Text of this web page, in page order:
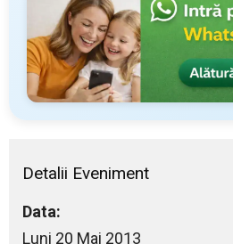
Detalii Eveniment
Data:
Luni 20 Mai 2013